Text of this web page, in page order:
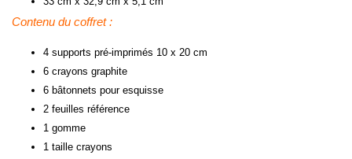
Contenu du coffret :
4 supports pré-imprimés 10 x 20 cm
6 crayons graphite
6 bâtonnets pour esquisse
2 feuilles référence
1 gomme
1 taille crayons